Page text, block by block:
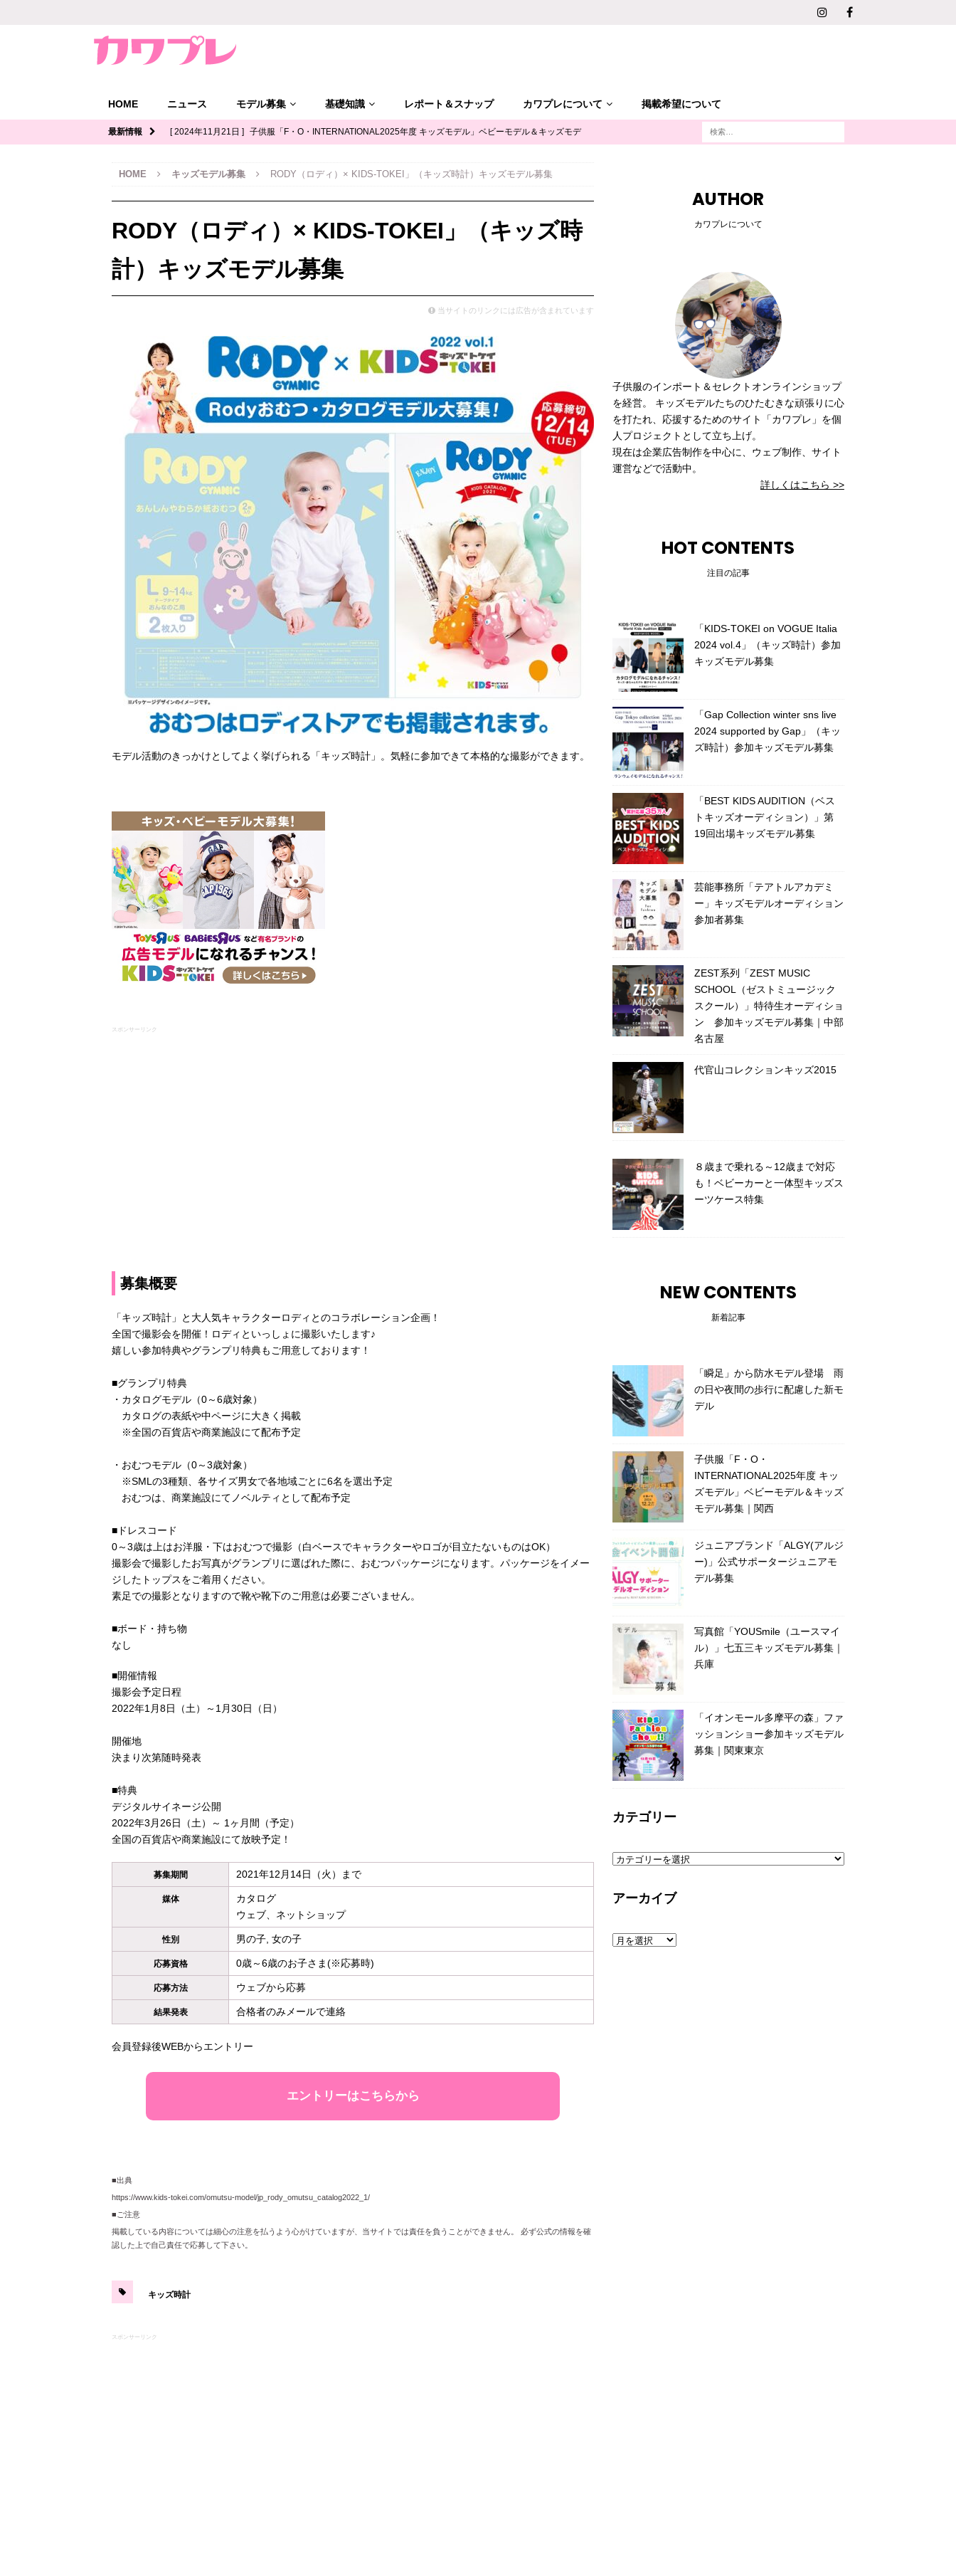
HOME ニュース モデル募集 基礎知識 レポート＆スナップ カワプレについて 掲載希望について
最新情報 [ 2024年11月21日 ] 子供服「F・O・INTERNATIONAL2025年度 キッズモデル」ベビーモデル＆キッズモデ
[ 2024年11月12日 ] ジュニアブランド「ALGY(アルジー)」公式サポータージュニアモデル募集 キッズモ
デル募集
[ 2024年11月11日 ] 写真館「YOUSmile（ユースマイル）」七五三キッズモデル募集｜兵庫 キッズモデ
[ 2024年11月8日 ] 「イオンモール多摩平の森」ファッションショー参加キッズモデル募集｜関東東京
HOME キッズモデル募集 RODY（ロディ）× KIDS-TOKEI」（キッズ時計）キッズモデル募集
RODY（ロディ）× KIDS-TOKEI」（キッズ時
計）キッズモデル募集
当サイトのリンクには広告が含まれています
モデル活動のきっかけとしてよく挙げられる「キッズ時計」。気軽に参加できて本格的な撮影ができます。
スポンサーリンク
募集概要
「キッズ時計」と大人気キャラクターロディとのコラボレーション企画！
全国で撮影会を開催！ロディといっしょに撮影いたします♪
嬉しい参加特典やグランプリ特典もご用意しております！
■グランプリ特典
・カタログモデル（0～6歳対象）
カタログの表紙や中ページに大きく掲載
※全国の百貨店や商業施設にて配布予定
・おむつモデル（0～3歳対象）
※SMLの3種類、各サイズ男女で各地域ごとに6名を選出予定
おむつは、商業施設にてノベルティとして配布予定
■ドレスコード
0～3歳は上はお洋服・下はおむつで撮影（白ベースでキャラクターやロゴが目立たないものはOK）
撮影会で撮影したお写真がグランプリに選ばれた際に、おむつパッケージになります。パッケージをイメー
ジしたトップスをご着用ください。
素足での撮影となりますので靴や靴下のご用意は必要ございません。
■ボード・持ち物
なし
■開催情報
撮影会予定日程
2022年1月8日（土）～1月30日（日）
開催地
決まり次第随時発表
■特典
デジタルサイネージ公開
2022年3月26日（土）～ 1ヶ月間（予定）
全国の百貨店や商業施設にて放映予定！
募集期間 2021年12月14日（火）まで
媒体
カタログ
ウェブ、ネットショップ
性別 男の子, 女の子
応募資格 0歳～6歳のお子さま(※応募時)
応募方法 ウェブから応募
結果発表 合格者のみメールで連絡
会員登録後WEBからエントリー
エントリーはこちらから
■出典
https://www.kids-tokei.com/omutsu-model/jp_rody_omutsu_catalog2022_1/
■ご注意
掲載している内容については細心の注意を払うよう心がけていますが、当サイトでは責任を負うことができません。 必ず公式の情報を確
認した上で自己責任で応募して下さい。
キッズ時計
スポンサーリンク
AUTHOR
カワプレについて
子供服のインポート＆セレクトオンラインショップ
を経営。 キッズモデルたちのひたむきな頑張りに心
を打たれ、応援するためのサイト「カワプレ」を個
人プロジェクトとして立ち上げ。
現在は企業広告制作を中心に、ウェブ制作、サイト
運営などで活動中。
詳しくはこちら >>
HOT CONTENTS
注目の記事
「KIDS-TOKEI on VOGUE Italia
2024 vol.4」（キッズ時計）参加
キッズモデル募集
「Gap Collection winter sns live
2024 supported by Gap」（キッ
ズ時計）参加キッズモデル募集
「BEST KIDS AUDITION（ベス
トキッズオーディション）」第
19回出場キッズモデル募集
芸能事務所「テアトルアカデミ
ー」キッズモデルオーディション
参加者募集
ZEST系列「ZEST MUSIC
SCHOOL（ゼストミュージック
スクール）」特待生オーディショ
ン 参加キッズモデル募集｜中部
名古屋
代官山コレクションキッズ2015
８歳まで乗れる～12歳まで対応
も！ベビーカーと一体型キッズス
ーツケース特集
NEW CONTENTS
新着記事
「瞬足」から防水モデル登場 雨
の日や夜間の歩行に配慮した新モ
デル
子供服「F・O・
INTERNATIONAL2025年度 キッ
ズモデル」ベビーモデル＆キッズ
モデル募集｜関西
ジュニアブランド「ALGY(アルジ
ー)」公式サポータージュニアモ
デル募集
写真館「YOUSmile（ユースマイ
ル）」七五三キッズモデル募集｜
兵庫
「イオンモール多摩平の森」ファ
ッションショー参加キッズモデル
募集｜関東東京
カテゴリー
アーカイブ